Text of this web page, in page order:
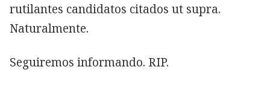
rutilantes candidatos citados ut supra.
Naturalmente.
Seguiremos informando. RIP.